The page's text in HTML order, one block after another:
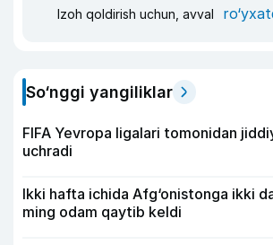
Izoh qoldirish uchun, avval
So‘nggi yangiliklar
FIFA Yevropa ligalari tomonidan
uchradi
Ikki hafta ichida Afg‘onistonga ikki
ming odam qaytib keldi